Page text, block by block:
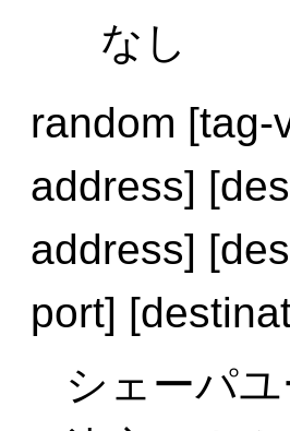
なし
random
address]
address]
port]
シェーパ